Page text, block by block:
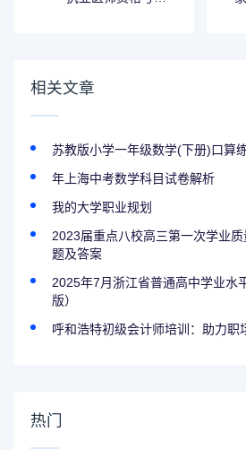
相关文章
苏教版小学一年级数学(下册)口算
年上海中考数学科目试卷解析
我的大学职业规划
2023届重点八校高三第一次学业
题及答案
2025年7月浙江省普通高中学业水
版）
呼和浩特初级会计师培训：助力职
热门